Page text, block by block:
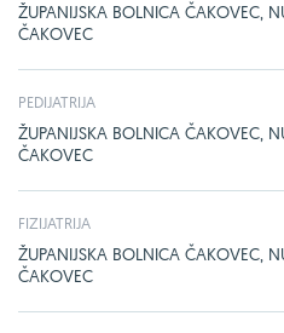
ŽUPANIJSKA BOLNICA ČAKOVEC,
ČAKOVEC
PEDIJATRIJA
ŽUPANIJSKA BOLNICA ČAKOVEC,
ČAKOVEC
FIZIJATRIJA
ŽUPANIJSKA BOLNICA ČAKOVEC,
ČAKOVEC